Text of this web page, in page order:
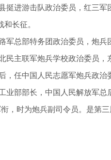
挺进游击队政治委员，红三
长征。
军总部特务团政治委员，炮兵
民主联军炮兵学校政治委员，
，任中国人民志愿军炮兵政
业部部长，中国人民解放军总
，时为炮兵副司令员。是第